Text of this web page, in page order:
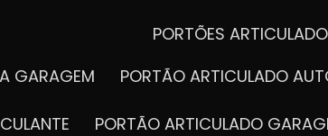
PORTÕES
GARAGEM
PORTÃO ARTICULADO
PORTÃO ARTICULADO